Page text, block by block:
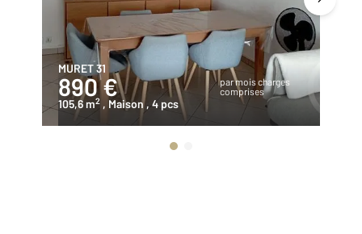
MURET 31
890 €
par mois charges
comprises
105,6 m2 , Maison , 4 pcs